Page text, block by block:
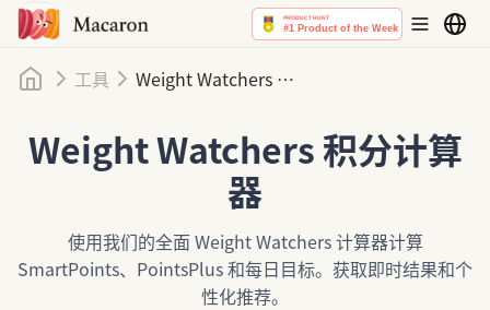
首页工具 Weight Watchers 积分计算器
Weight Watchers 积分计算
器
使用我们的全面 Weight Watchers 计算器计算
SmartPoints、PointsPlus 和每日目标。获取即时结果和个
性化推荐。